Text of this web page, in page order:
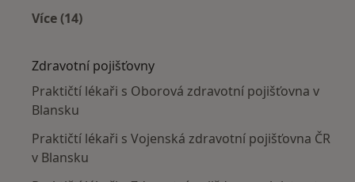
Více (14)
Zdravotní pojišťovny
Praktičtí lékaři s Oborová zdravotní pojišťovna v
Blansku
Praktičtí lékaři s Vojenská zdravotní pojišťovna ČR
v Blansku